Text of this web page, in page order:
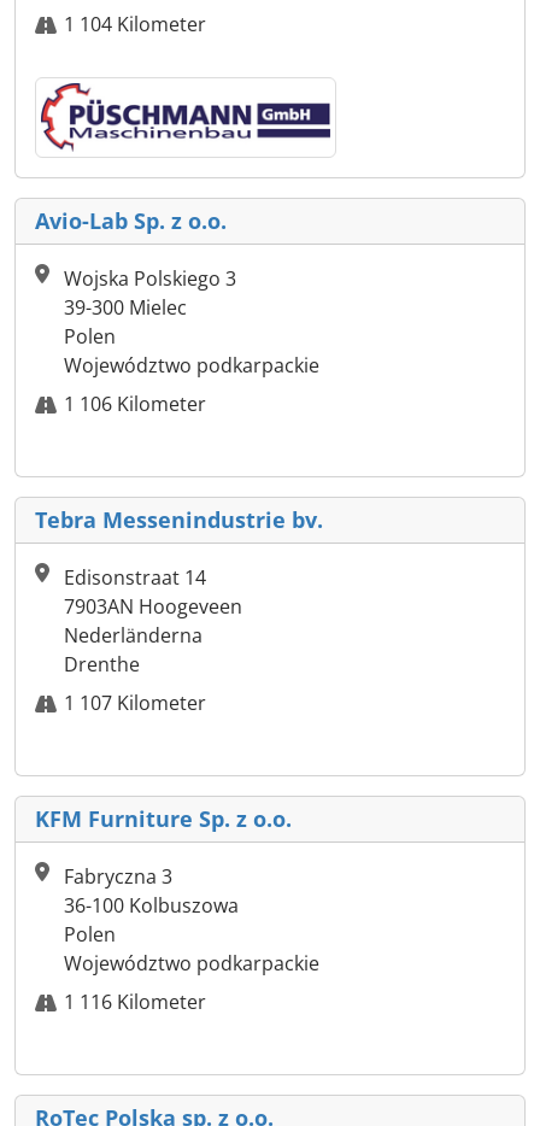
1 104 Kilometer
Avio-Lab Sp. z o.o.
Wojska Polskiego 3
39-300 Mielec
Polen
Województwo podkarpackie
1 106 Kilometer
Tebra Messenindustrie bv.
Edisonstraat 14
7903AN Hoogeveen
Nederländerna
Drenthe
1 107 Kilometer
KFM Furniture Sp. z o.o.
Fabryczna 3
36-100 Kolbuszowa
Polen
Województwo podkarpackie
1 116 Kilometer
RoTec Polska sp. z o.o.